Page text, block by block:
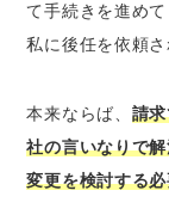
て手続きを進め
私に後任を依頼さ
本来ならば、 請
社の言いなりで
変更を検討する